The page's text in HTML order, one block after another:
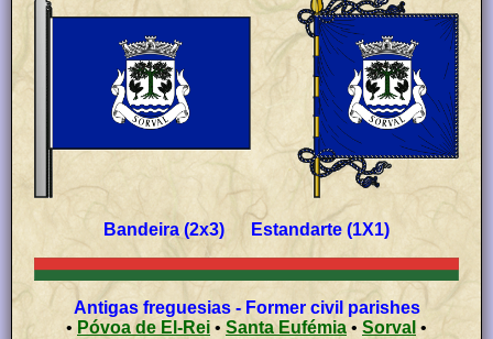
Bandeira (2x3) Estandarte (1X1)
Antigas freguesias - Former civil parishes
•
Póvoa de El-Rei • Santa Eufémia • Sorval •